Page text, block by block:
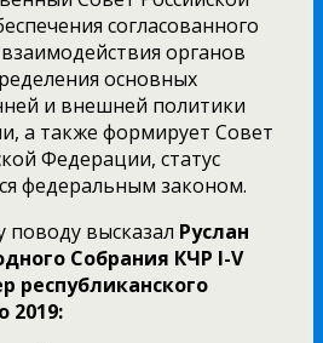
согласованного
органов
основных
и внешней политики
а также формирует Совет
Федерации, статус
федеральным законом.
высказал Руслан
Собрания КЧР I-V
республиканского
2019: